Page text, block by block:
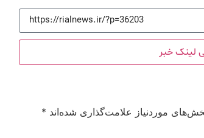
لینک خبر
موردنیاز علامت‌گذاری شده‌اند *